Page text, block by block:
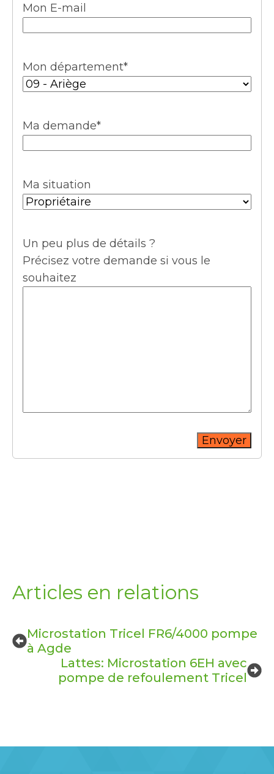
Mon E-mail
Mon département*
Ma demande*
Ma situation
Un peu plus de détails ?
Précisez votre demande si vous le
souhaitez
Envoyer
Articles en relations
Microstation Tricel FR6/4000 pompe
à Agde
Lattes: Microstation 6EH avec
pompe de refoulement Tricel